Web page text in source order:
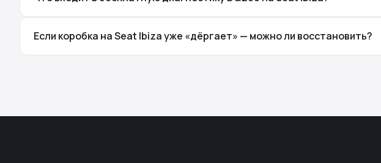
Если коробка на Seat Ibiza уже «дёргает» — можно ли восстановить?